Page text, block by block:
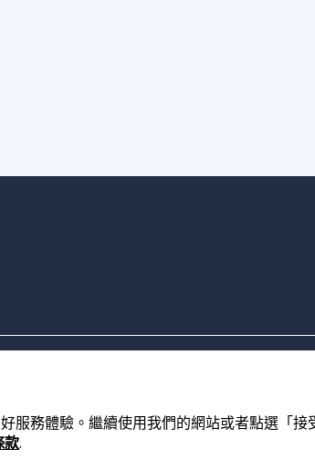
務體驗。繼續使用我們的網站或者點選「
款.